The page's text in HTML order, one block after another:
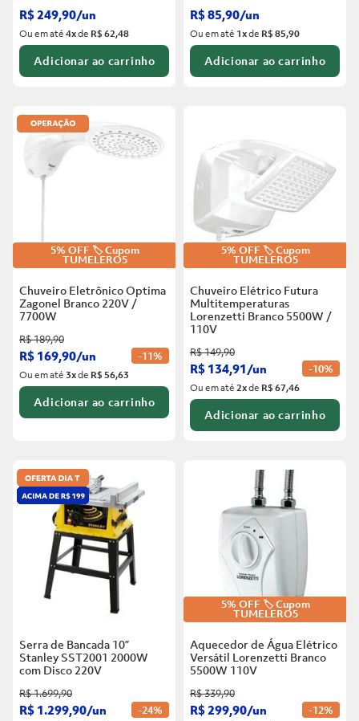
R$249,90/un
Ou em até4xde R$ 62,48
Adicionar ao carrinho
R$85,90/un
Ou em até 1xde R$ 85,90
Adicionar ao carrinho
5% OFF 🏷️ Cupom
TUMELERO5
Chuveiro Eletrônico Optima
Zagonel Branco 220V /
7700W
R$189,90
R$ 169,90/un -11%
Ou em até3xde R$ 56,63
Adicionar ao carrinho
5% OFF 🏷️ Cupom
TUMELERO5
Chuveiro Elétrico Futura
Multitemperaturas
Lorenzetti Branco 5500W /
110V
R$149,90
R$ 134,91/un -10%
Ou em até2xde R$ 67,46
Adicionar ao carrinho
Serra de Bancada 10”
Stanley SST2001 2000W
com Disco 220V
R$1.699,90
R$ 1.299,90/un -24%
5% OFF 🏷️ Cupom
TUMELERO5
Aquecedor de Água Elétrico
Versátil Lorenzetti Branco
5500W 110V
R$339,90
R$299,90/un -12%